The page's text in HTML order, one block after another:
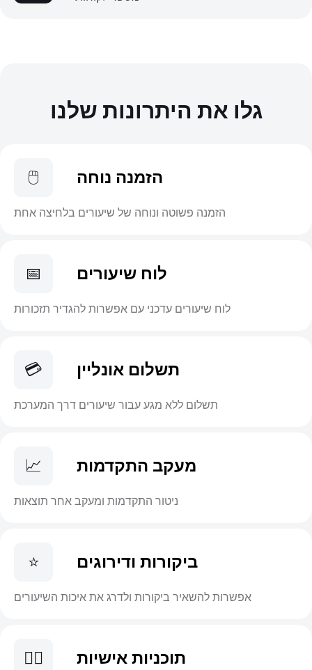
גלו את היתרונות שלנו
🖱️ הזמנה נוחה
הזמנה פשוטה ונוחה של שיעורים בלחיצה אחת
📅 לוח שיעורים
לוח שיעורים עדכני עם אפשרות להגדיר תזכורות
💳 תשלום אונליין
תשלום ללא מגע עבור שיעורים דרך המערכת
📈 מעקב התקדמות
ניטור התקדמות ומעקב אחר תוצאות
⭐ ביקורות ודירוגים
אפשרות להשאיר ביקורות ולדרג את איכות השיעורים
🤸‍♂️ תוכניות אישיות